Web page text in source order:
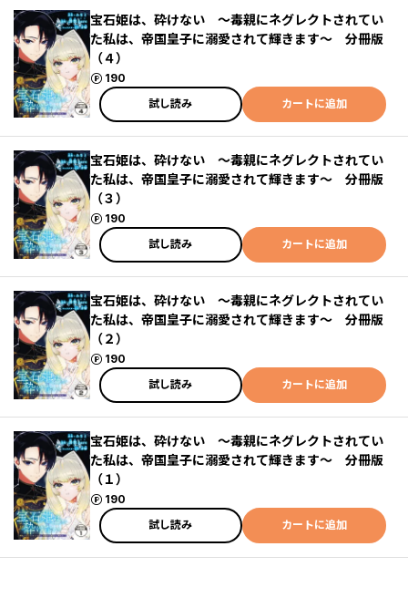
宝石姫は、砕けない ～毒親にネグレクトされてい
た私は、帝国皇子に溺愛されて輝きます～ 分冊版
（４）
190
ポイント
試し読み
カートに追加
宝石姫は、砕けない ～毒親にネグレクトされてい
た私は、帝国皇子に溺愛されて輝きます～ 分冊版
（３）
190
ポイント
試し読み
カートに追加
宝石姫は、砕けない ～毒親にネグレクトされてい
た私は、帝国皇子に溺愛されて輝きます～ 分冊版
（２）
190
ポイント
試し読み
カートに追加
宝石姫は、砕けない ～毒親にネグレクトされてい
た私は、帝国皇子に溺愛されて輝きます～ 分冊版
（１）
190
ポイント
試し読み
カートに追加